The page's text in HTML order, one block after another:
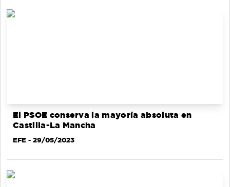
El PSOE conserva la mayoría absoluta en
Castilla-La Mancha
EFE - 29/05/2023